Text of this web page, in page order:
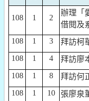
108 1 2
辦理「
借閱及
108
1 3 拜訪柯
108
1 4
拜訪廖
108
1 8
拜訪何
108
1 10
張廖泉